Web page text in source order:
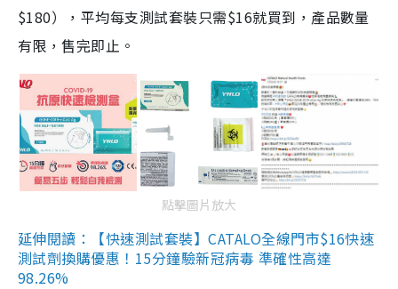
$180），平均每支測試套裝只需$16就買到，產品數量
有限，售完即止。
點擊圖片放大
延伸閱讀：【快速測試套裝】CATALO全線門市$16快速
測試劑換購優惠！15分鐘驗新冠病毒 準確性高達
98.26%